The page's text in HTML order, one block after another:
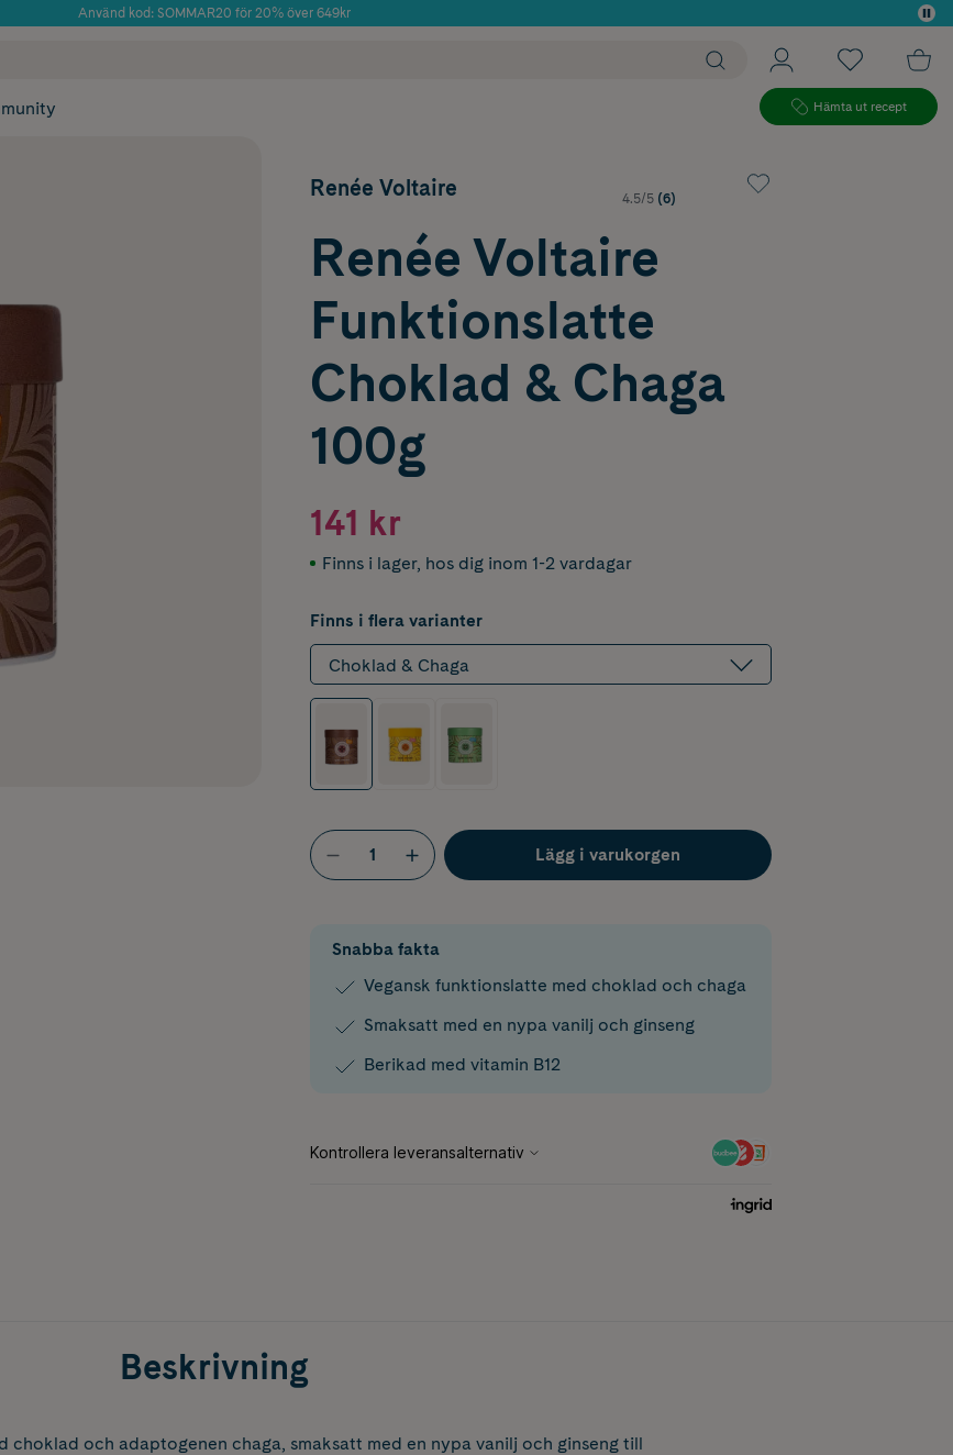
Använd kod: SOMMAR20 för 20% över 649kr
Hämta ut recept
Renée Voltaire 4.5/5 (6)
Renée Voltaire
Funktionslatte
Choklad & Chaga
100g
141 kr
Finns i lager, hos dig inom 1-2 vardagar
Finns i flera varianter
Choklad & Chaga
Lägg i varukorgen
Snabba fakta
Vegansk funktionslatte med choklad och chaga
Smaksatt med en nypa vanilj och ginseng
Berikad med vitamin B12
Beskrivning
choklad och adaptogenen chaga, smaksatt med en nypa vanilj och ginseng till